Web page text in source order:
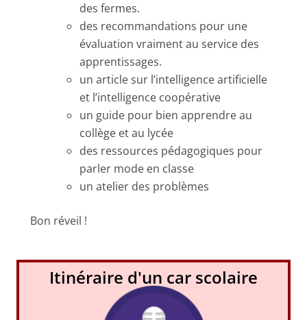
des fermes.
des recommandations pour une
évaluation vraiment au service des
apprentissages.
un article sur l’intelligence artificielle
et l’intelligence coopérative
un guide pour bien apprendre au
collège et au lycée
des ressources pédagogiques pour
parler mode en classe
un atelier des problèmes
Bon réveil !
Itinéraire d'un car scolaire